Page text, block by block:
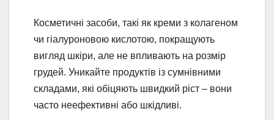
Косметичні засоби, такі як креми з колагеном
чи гіалуроновою кислотою, покращують
вигляд шкіри, але не впливають на розмір
грудей. Уникайте продуктів із сумнівними
складами, які обіцяють швидкий ріст – вони
часто неефективні або шкідливі.